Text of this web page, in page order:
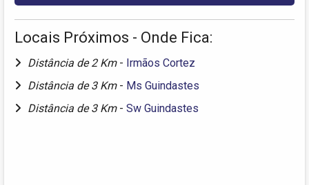
Locais Próximos - Onde Fica:
Distância de 2 Km - Irmãos Cortez
Distância de 3 Km - Ms Guindastes
Distância de 3 Km - Sw Guindastes